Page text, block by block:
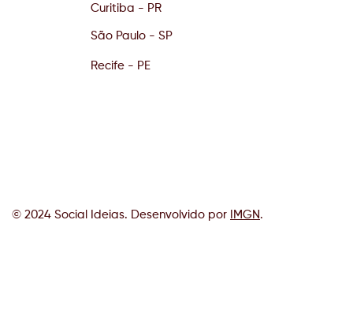
© 2024 Social Ideias. Desenvolvido por IMGN .
Curitiba - PR
São Paulo - SP
Recife - PE